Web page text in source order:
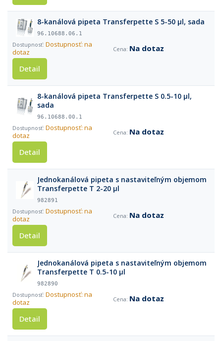
8-kanálová pipeta Transferpette S 5-50 µl, sada
96.10688.06.1
Dostupnosť: na
dotaz
Na dotaz
Detail
8-kanálová pipeta Transferpette S 0.5-10 µl,
sada
96.10688.00.1
Dostupnosť: na
dotaz
Na dotaz
Detail
Jednokanálová pipeta s nastaviteľným objemom
Transferpette T 2-20 µl
982891
Dostupnosť: na
dotaz
Na dotaz
Detail
Jednokanálová pipeta s nastaviteľným objemom
Transferpette T 0.5-10 µl
982890
Dostupnosť: na
dotaz
Na dotaz
Detail